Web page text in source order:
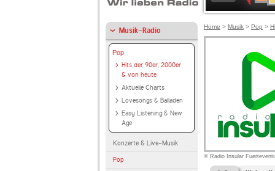
Musik-Radio
Pop
Hits der 90er, 2000er
& von heute
Aktuelle Charts
Lovesongs & Balladen
Easy Listening & New
Age
Konzerte & Live-Musik
Pop
Home > Musik > Pop >
© Radio Insular